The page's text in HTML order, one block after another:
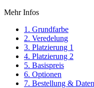
Mehr Infos
1. Grundfarbe
2. Veredelung
3. Platzierung 1
4. Platzierung 2
5. Basispreis
6. Optionen
7. Bestellung &